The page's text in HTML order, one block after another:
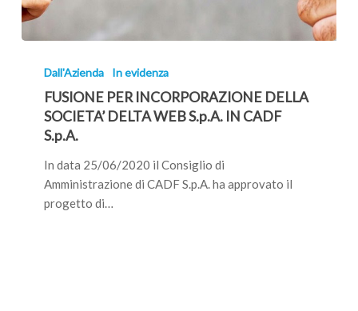
DELLA
SOCIETA’
DELTA
WEB
S.p.A.
Dall'Azienda In evidenza
FUSIONE PER INCORPORAZIONE DELLA
SOCIETA’ DELTA WEB S.p.A. IN CADF
S.p.A.
In data 25/06/2020 il Consiglio di
Amministrazione di CADF S.p.A. ha approvato il
progetto di…